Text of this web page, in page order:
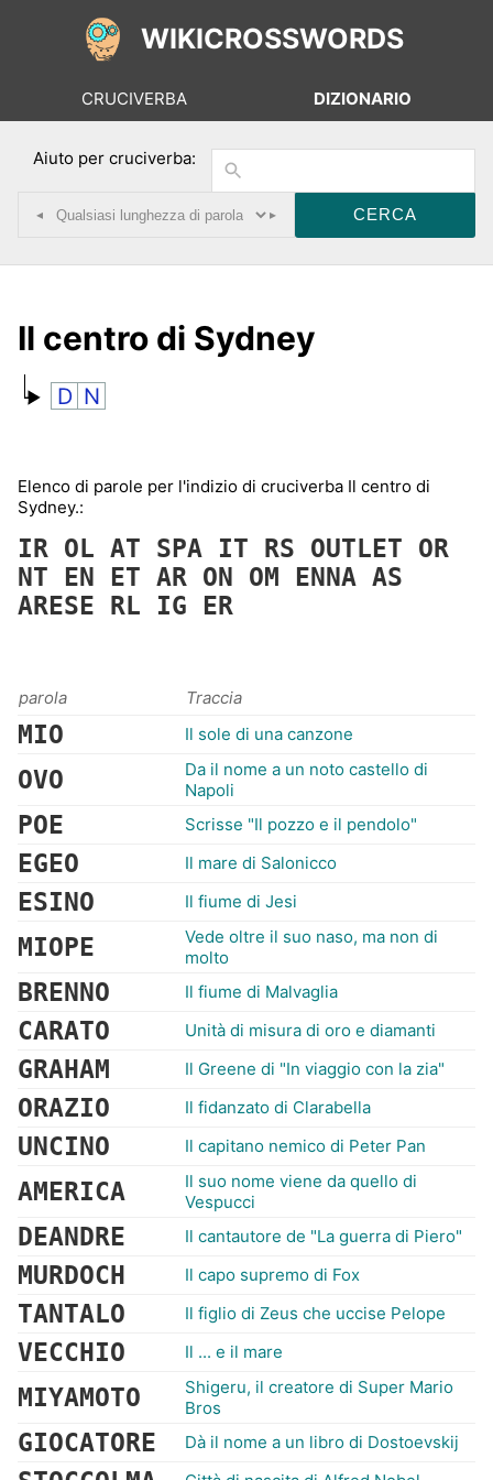
WIKICROSSWORDS
CRUCIVERBA DIZIONARIO
Aiuto per cruciverba:
◂ ▸
Il centro di Sydney
D N
Elenco di parole per l'indizio di cruciverba Il centro di
Sydney.:
IR OL AT SPA IT RS OUTLET OR
NT EN ET AR ON OM ENNA AS
ARESE RL IG ER
parola Traccia
MIO Il sole di una canzone
OVO
Da il nome a un noto castello di
Napoli
POE Scrisse "Il pozzo e il pendolo"
EGEO Il mare di Salonicco
ESINO Il fiume di Jesi
MIOPE
Vede oltre il suo naso, ma non di
molto
BRENNO Il fiume di Malvaglia
CARATO Unità di misura di oro e diamanti
GRAHAM Il Greene di "In viaggio con la zia"
ORAZIO Il fidanzato di Clarabella
UNCINO Il capitano nemico di Peter Pan
AMERICA
Il suo nome viene da quello di
Vespucci
DEANDRE Il cantautore de "La guerra di Piero"
MURDOCH Il capo supremo di Fox
TANTALO Il figlio di Zeus che uccise Pelope
VECCHIO Il ... e il mare
MIYAMOTO
Shigeru, il creatore di Super Mario
Bros
GIOCATORE Dà il nome a un libro di Dostoevskij